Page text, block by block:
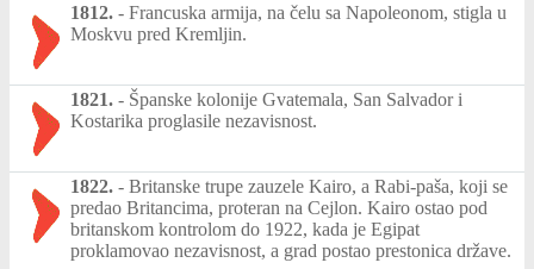
1812. - Francuska armija, na čelu sa Napoleonom, stigla u
Moskvu pred Kremljin.
1821. - Španske kolonije Gvatemala, San Salvador i
Kostarika proglasile nezavisnost.
1822. - Britanske trupe zauzele Kairo, a Rabi-paša, koji se
predao Britancima, proteran na Cejlon. Kairo ostao pod
britanskom kontrolom do 1922, kada je Egipat
proklamovao nezavisnost, a grad postao prestonica države.